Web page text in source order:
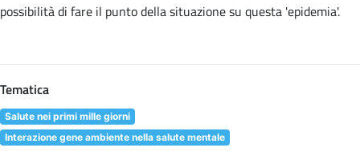
possibilità di fare il punto della situazione su questa 'epidemia'.
Tematica
Salute nei primi mille giorni
Interazione gene ambiente nella salute mentale